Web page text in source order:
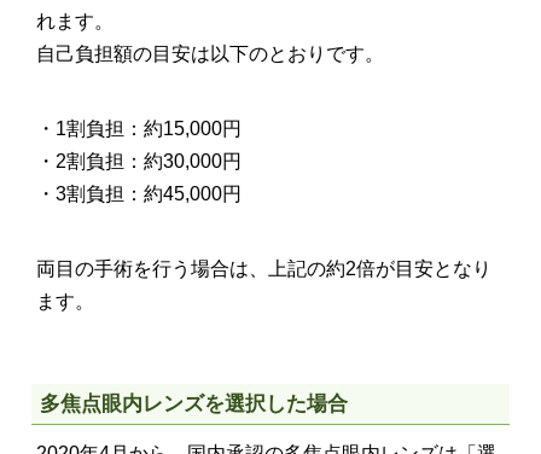
れます。
自己負担額の目安は以下のとおりです。
・1割負担：約15,000円
・2割負担：約30,000円
・3割負担：約45,000円
両目の手術を行う場合は、上記の約2倍が目安となり
ます。
多焦点眼内レンズを選択した場合